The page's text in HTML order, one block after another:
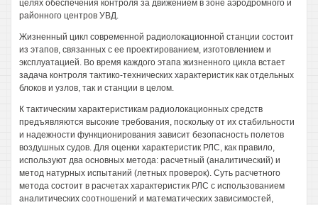
целях обеспечения контроля за движением в зоне аэродромного и
районного центров УВД.
Жизненный цикл современной радиолокационной станции состоит
из этапов, связанных с ее проектированием, изготовлением и
эксплуатацией. Во время каждого этапа жизненного цикла встает
задача контроля тактико-технических характеристик как отдельных
блоков и узлов, так и станции в целом.
К тактическим характеристикам радиолокационных средств
предъявляются высокие требования, поскольку от их стабильности
и надежности функционирования зависит безопасность полетов
воздушных судов. Для оценки характеристик РЛС, как правило,
используют два основных метода: расчетный (аналитический) и
метод натурных испытаний (летных проверок). Суть расчетного
метода состоит в расчетах характеристик РЛС с использованием
аналитических соотношений и математических зависимостей,